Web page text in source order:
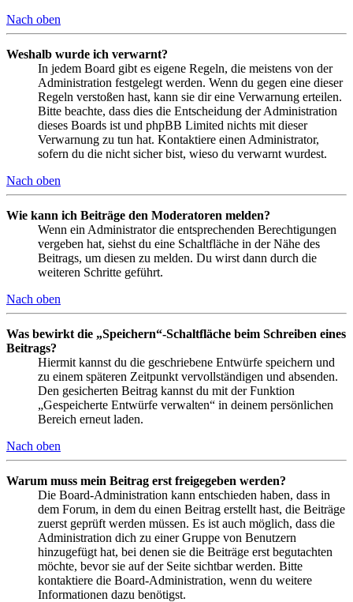
Nach oben
Weshalb wurde ich verwarnt?
In jedem Board gibt es eigene Regeln, die meistens von der
Administration festgelegt werden. Wenn du gegen eine dieser
Regeln verstoßen hast, kann sie dir eine Verwarnung erteilen.
Bitte beachte, dass dies die Entscheidung der Administration
dieses Boards ist und phpBB Limited nichts mit dieser
Verwarnung zu tun hat. Kontaktiere einen Administrator,
sofern du die nicht sicher bist, wieso du verwarnt wurdest.
Nach oben
Wie kann ich Beiträge den Moderatoren melden?
Wenn ein Administrator die entsprechenden Berechtigungen
vergeben hat, siehst du eine Schaltfläche in der Nähe des
Beitrags, um diesen zu melden. Du wirst dann durch die
weiteren Schritte geführt.
Nach oben
Was bewirkt die „Speichern“-Schaltfläche beim Schreiben eines
Beitrags?
Hiermit kannst du die geschriebene Entwürfe speichern und
zu einem späteren Zeitpunkt vervollständigen und absenden.
Den gesicherten Beitrag kannst du mit der Funktion
„Gespeicherte Entwürfe verwalten“ in deinem persönlichen
Bereich erneut laden.
Nach oben
Warum muss mein Beitrag erst freigegeben werden?
Die Board-Administration kann entschieden haben, dass in
dem Forum, in dem du einen Beitrag erstellt hast, die Beiträge
zuerst geprüft werden müssen. Es ist auch möglich, dass die
Administration dich zu einer Gruppe von Benutzern
hinzugefügt hat, bei denen sie die Beiträge erst begutachten
möchte, bevor sie auf der Seite sichtbar werden. Bitte
kontaktiere die Board-Administration, wenn du weitere
Informationen dazu benötigst.